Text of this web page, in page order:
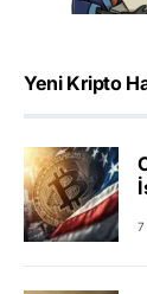
Yeni Kripto
7